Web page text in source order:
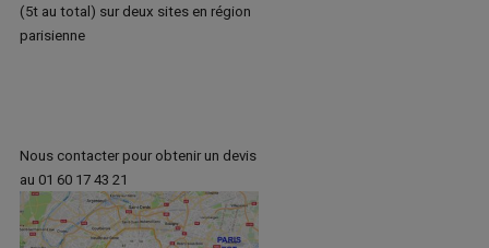
(5t au total) sur deux sites en région
parisienne
Nous contacter pour obtenir un devis
au 01 60 17 43 21